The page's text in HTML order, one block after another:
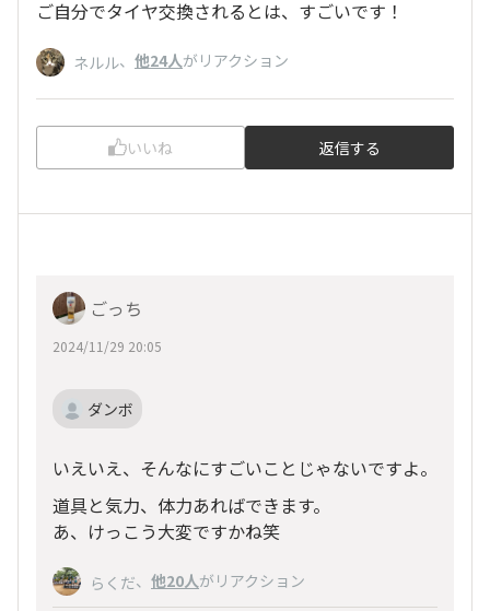
ご自分でタイヤ交換されるとは、すごいです！
ネルル、 他24人がリアクション
いいね 返信する
ごっち
2024/11/29 20:05
ダンボ
いえいえ、そんなにすごいことじゃないですよ。
道具と気力、体力あればできます。
あ、けっこう大変ですかね笑
らくだ、 他20人がリアクション